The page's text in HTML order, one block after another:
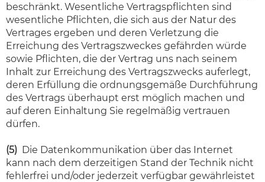
beschränkt. Wesentliche Vertragspflichten sind
wesentliche Pflichten, die sich aus der Natur des
Vertrages ergeben und deren Verletzung die
Erreichung des Vertragszweckes gefährden würde
sowie Pflichten, die der Vertrag uns nach seinem
Inhalt zur Erreichung des Vertragszwecks auferlegt,
deren Erfüllung die ordnungsgemäße Durchführung
des Vertrags überhaupt erst möglich machen und
auf deren Einhaltung Sie regelmäßig vertrauen
dürfen.
(5) Die Datenkommunikation über das Internet
kann nach dem derzeitigen Stand der Technik nicht
fehlerfrei und/oder jederzeit verfügbar gewährleistet